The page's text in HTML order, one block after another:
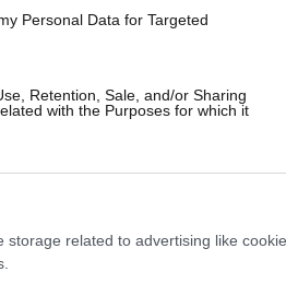
Personal Data for Targeted
Retention, Sale, and/or Sharing
with the Purposes for which it
storage related to advertising like